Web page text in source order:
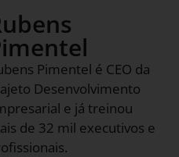
Pimentel é CEO da
Desenvolvimento
e já treinou
de 32 mil executivos e